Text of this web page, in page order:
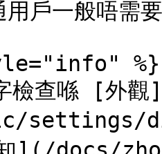
戶一般唔需
%}
字檢查喺 [